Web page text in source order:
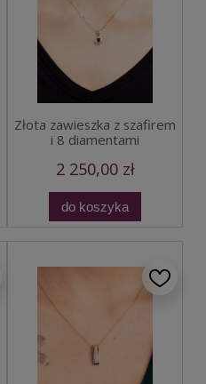
Złota zawieszka z szafirem
i 8 diamentami
2 250,00 zł
do koszyka